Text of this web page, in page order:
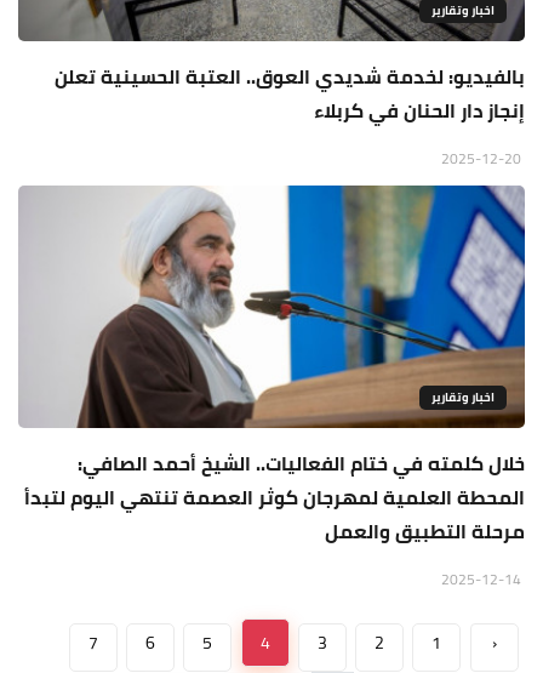
اخبار وتقارير
بالفيديو: لخدمة شديدي العوق.. العتبة الحسينية تعلن
إنجاز دار الحنان في كربلاء
اخبار وتقارير
خلال كلمته في ختام الفعاليات.. الشيخ أحمد الصافي:
المحطة العلمية لمهرجان كوثر العصمة تنتهي اليوم لتبدأ
مرحلة التطبيق والعمل
‹
1
2
3
4
5
6
7